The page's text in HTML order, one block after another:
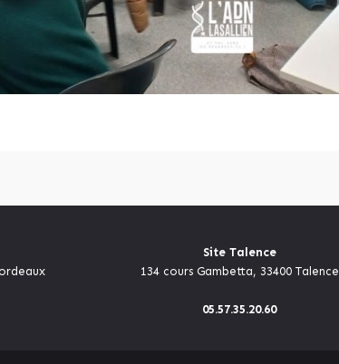
Site Talence
134 cours Gambetta, 33400 Talence
05.57.35.20.60